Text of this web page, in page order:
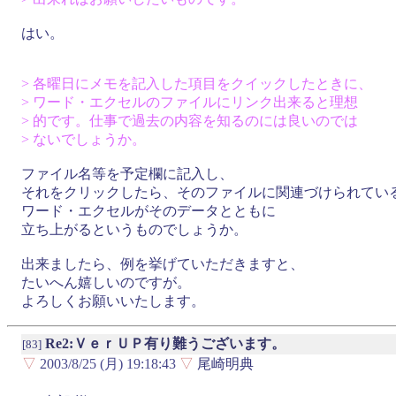
はい。
> 各曜日にメモを記入した項目をクイックしたときに、
> ワード・エクセルのファイルにリンク出来ると理想
> 的です。仕事で過去の内容を知るのには良いのでは
> ないでしょうか。
ファイル名等を予定欄に記入し、
それをクリックしたら、そのファイルに関連づけられてい
ワード・エクセルがそのデータとともに
立ち上がるというものでしょうか。
出来ましたら、例を挙げていただきますと、
たいへん嬉しいのですが。
よろしくお願いいたします。
[83] Re2:ＶｅｒＵＰ有り難うございます。
▽ 2003/8/25 (月) 19:18:43 ▽ 尾崎明典